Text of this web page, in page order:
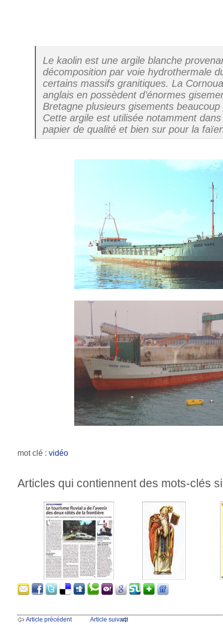
Le kaolin est une argile blanche
décomposition par voie hydrothermale
certains massifs granitiques. La
anglais en possèdent d’énormes
Bretagne plusieurs gisements
Cette argile est utilisée notamment
papier de qualité et bien sur pour la
mot clé : vidéo
Articles qui contiennent des mots-clés
Article précédent Article suivant